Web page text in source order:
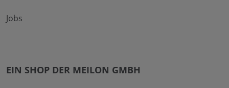
Jobs
EIN SHOP DER MEILON GMBH